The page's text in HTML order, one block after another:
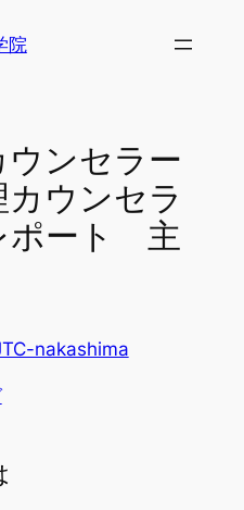
院
ンセラー
ウンセラ
ポート 主
nakashima